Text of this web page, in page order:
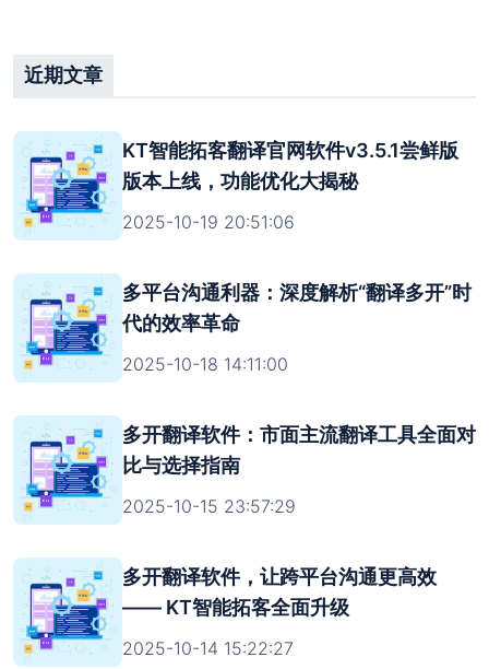
近期文章
KT智能拓客翻译官网软件v3.5.1尝鲜版
版本上线，功能优化大揭秘
2025-10-19 20:51:06
多平台沟通利器：深度解析“翻译多开”时
代的效率革命
2025-10-18 14:11:00
多开翻译软件：市面主流翻译工具全面对
比与选择指南
2025-10-15 23:57:29
多开翻译软件，让跨平台沟通更高效
—— KT智能拓客全面升级
2025-10-14 15:22:27